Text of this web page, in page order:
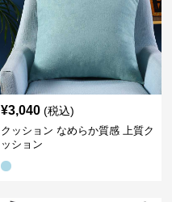
¥3,040 (税込)
クッション なめらか質感 上質ク
ッション